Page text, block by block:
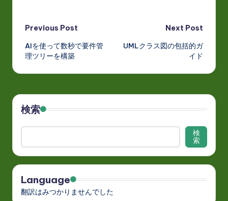
Post
navigation
Previous Post
AIを使って数秒で要件管
理ツリーを構築
Next Post
UMLクラス図の包括的ガ
イド
検索
検
索
Language
翻訳はみつかりませんでした